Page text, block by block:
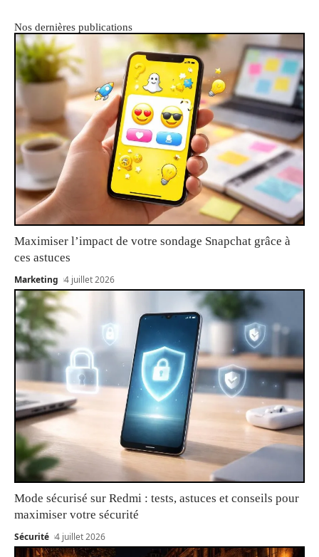
Nos dernières publications
Maximiser l’impact de votre sondage Snapchat grâce à
ces astuces
Marketing 4 juillet 2026
Mode sécurisé sur Redmi : tests, astuces et conseils pour
maximiser votre sécurité
Sécurité 4 juillet 2026